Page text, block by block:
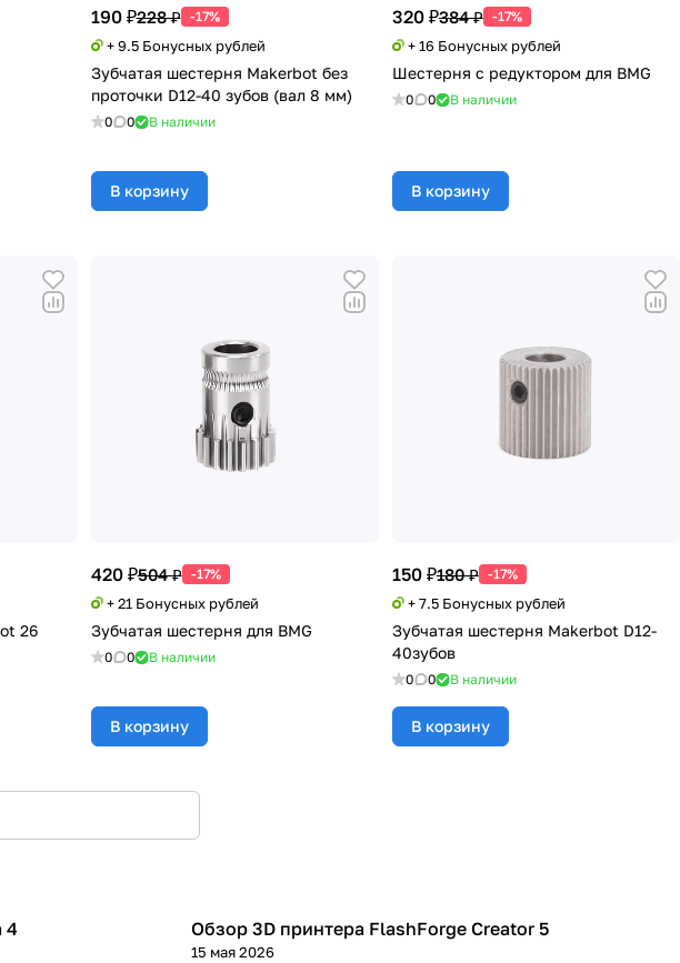
190 ₽228 ₽ -17%
+ 9.5 Бонусных рублей
Зубчатая шестерня Makerbot без
проточки D12-40 зубов (вал 8 мм)
0 0 В наличии
В корзину
320 ₽384 ₽ -17%
+ 16 Бонусных рублей
Шестерня с редуктором для BMG
0 0 В наличии
В корзину
26
420 ₽504 ₽ -17%
+ 21 Бонусных рублей
Зубчатая шестерня для BMG
0 0 В наличии
В корзину
150 ₽180 ₽ -17%
+ 7.5 Бонусных рублей
Зубчатая шестерня Makerbot D12-
40зубов
0 0 В наличии
В корзину
4 3D принтеры
Обзор 3D принтера FlashForge Creator 5
15 мая 2026